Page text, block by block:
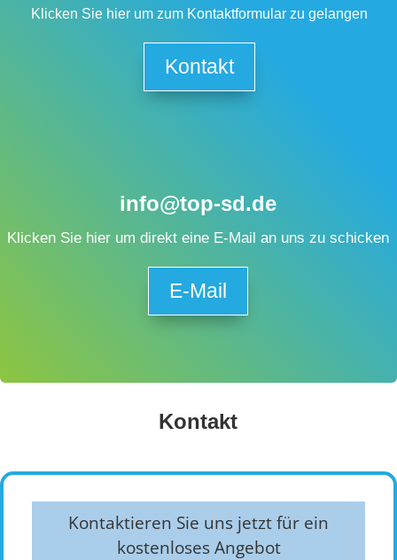
Klicken Sie hier um zum Kontaktformular zu gelangen
Kontakt
info@top-sd.de
Klicken Sie hier um direkt eine E-Mail an uns zu schicken
E-Mail
Kontakt
Kontaktieren Sie uns jetzt für ein
kostenloses Angebot